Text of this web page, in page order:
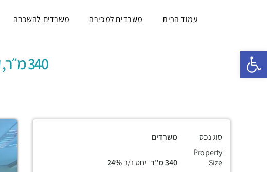
פתח סרגל נגישות
עמוד הבית משרדים למכירה משרדים להשכרה
340 מ״ר, קומה שלמה ואינטימית
סוג נכס
משרדים
Property
Size
יחס נ/ב